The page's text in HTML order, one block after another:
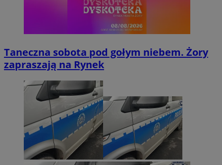
Taneczna sobota pod gołym niebem. Żory
zapraszają na Rynek